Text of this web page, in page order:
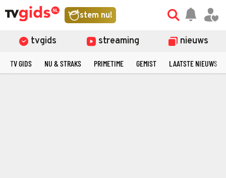
stem nu!
tvgids streaming nieuws
TV GIDS NU & STRAKS PRIMETIME GEMIST LAATSTE NIEUWS